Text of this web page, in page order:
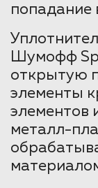
попадание
Шумофф
открытую
элементы
элементов
металл-